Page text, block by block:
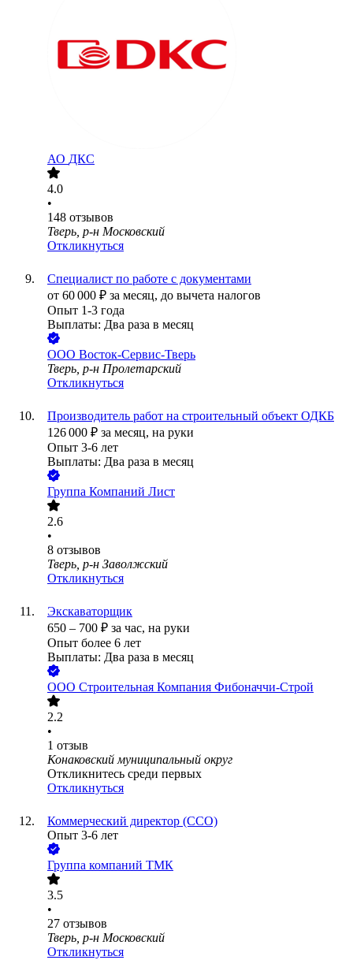
АО ДКС
4.0
•
148 отзывов
Тверь, р-н Московский
Откликнуться
Специалист по работе с документами
от 60 000 ₽ за месяц, до вычета налогов
Опыт 1-3 года
Выплаты: Два раза в месяц
ООО Восток-Сервис-Тверь
Тверь, р-н Пролетарский
Откликнуться
Производитель работ на строительный объект ОДКБ
126 000 ₽ за месяц, на руки
Опыт 3-6 лет
Выплаты: Два раза в месяц
Группа Компаний Лист
2.6
•
8 отзывов
Тверь, р-н Заволжский
Откликнуться
Экскаваторщик
650 – 700 ₽ за час, на руки
Опыт более 6 лет
Выплаты: Два раза в месяц
ООО Строительная Компания Фибоначчи-Строй
2.2
•
1 отзыв
Конаковский муниципальный округ
Откликнитесь среди первых
Откликнуться
Коммерческий директор (CCO)
Опыт 3-6 лет
Группа компаний ТМК
3.5
•
27 отзывов
Тверь, р-н Московский
Откликнуться